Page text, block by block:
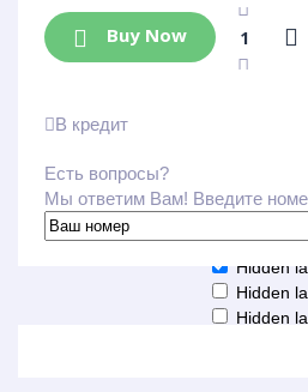
Больше
Generic
Hidden
Hidden
Hidden
Hidden
Buy Now
В кредит
Есть вопросы?
Мы ответим Вам! Введите